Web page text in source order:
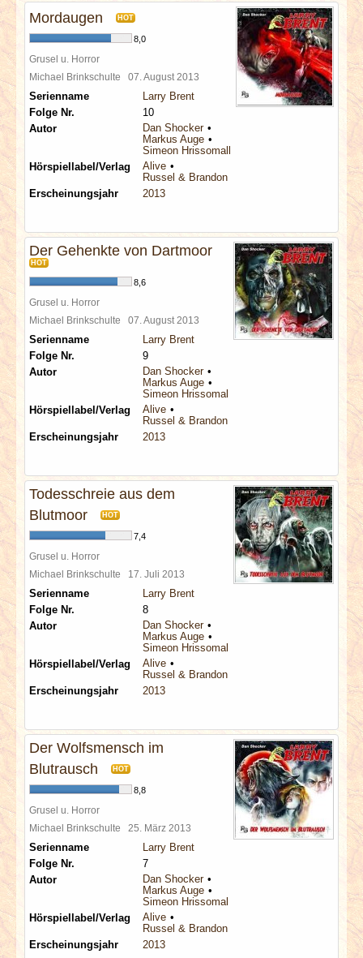
Mordaugen HOT
8,0
Grusel u. Horror
Michael Brinkschulte 07. August 2013
Serienname
Larry Brent
Folge Nr.
10
Autor
Dan Shocker
Markus Auge
Simeon Hrissomallis
Hörspiellabel/Verlag
Alive
Russel & Brandon
Erscheinungsjahr
2013
Der Gehenkte von Dartmoor
HOT
8,6
Grusel u. Horror
Michael Brinkschulte 07. August 2013
Serienname
Larry Brent
Folge Nr.
9
Autor
Dan Shocker
Markus Auge
Simeon Hrissomallis
Hörspiellabel/Verlag
Alive
Russel & Brandon
Erscheinungsjahr
2013
Todesschreie aus dem
Blutmoor
HOT
7,4
Grusel u. Horror
Michael Brinkschulte 17. Juli 2013
Serienname
Larry Brent
Folge Nr.
8
Autor
Dan Shocker
Markus Auge
Simeon Hrissomallis
Hörspiellabel/Verlag
Alive
Russel & Brandon
Erscheinungsjahr
2013
Der Wolfsmensch im
Blutrausch
HOT
8,8
Grusel u. Horror
Michael Brinkschulte 25. März 2013
Serienname
Larry Brent
Folge Nr.
7
Autor
Dan Shocker
Markus Auge
Simeon Hrissomallis
Hörspiellabel/Verlag
Alive
Russel & Brandon
Erscheinungsjahr
2013